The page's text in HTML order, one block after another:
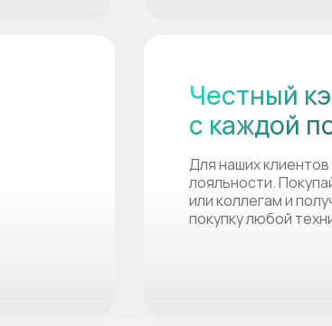
Для наших
лояльности.
или коллегам и
покупку любой
Честный
с каждой